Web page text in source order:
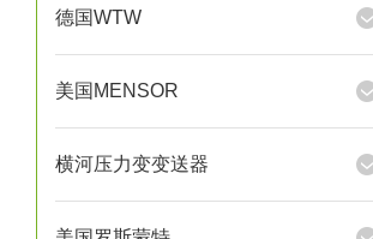
德国WTW
美国MENSOR
横河压力变变送器